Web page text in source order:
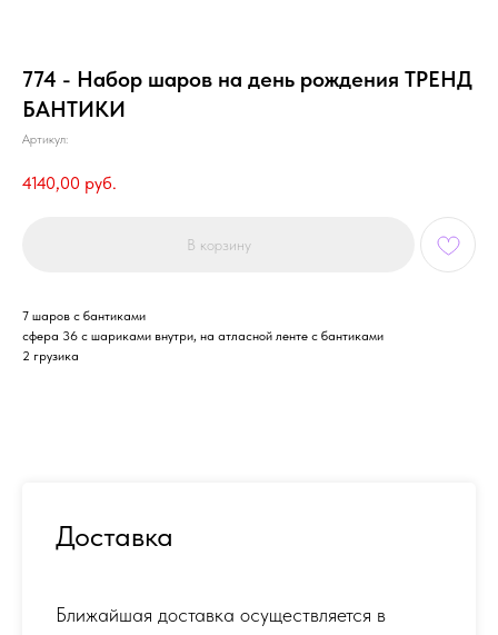
774 - Набор шаров на день рождения ТРЕНД
БАНТИКИ
Артикул:
4140,00 руб.
В корзину
7 шаров с бантиками
сфера 36 с шариками внутри, на атласной ленте с бантиками
2 грузика
Доставка
Ближайшая доставка осуществляется в